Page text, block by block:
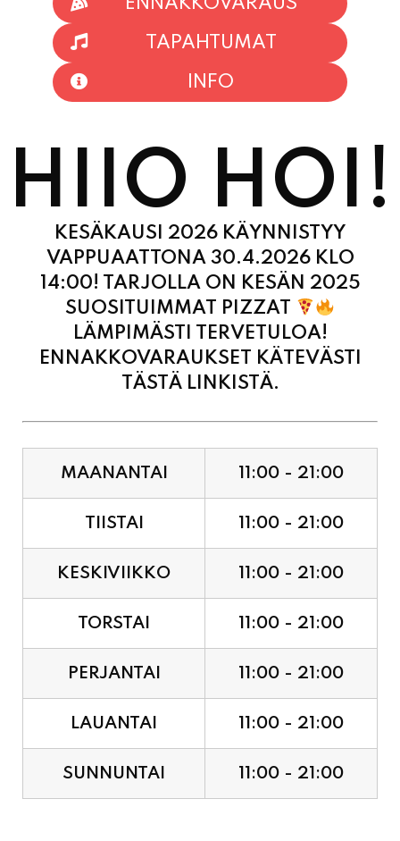
HIIO HOI!
KESÄKAUSI 2026 KÄYNNISTYY
VAPPUAATTONA 30.4.2026 KLO
14:00! TARJOLLA ON KESÄN 2025
SUOSITUIMMAT PIZZAT
LÄMPIMÄSTI TERVETULOA!
ENNAKKOVARAUKSET KÄTEVÄSTI
TÄSTÄ LINKISTÄ.
MAANANTAI 11:00 - 21:00
TIISTAI 11:00 - 21:00
KESKIVIIKKO 11:00 - 21:00
TORSTAI 11:00 - 21:00
PERJANTAI 11:00 - 21:00
LAUANTAI 11:00 - 21:00
SUNNUNTAI 11:00 - 21:00